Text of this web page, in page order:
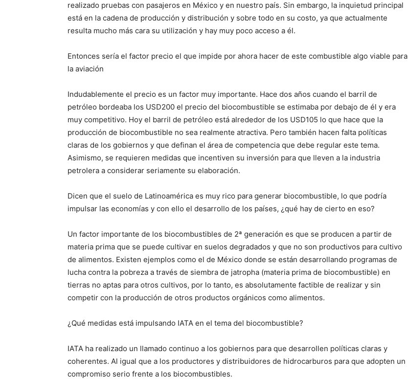
realizado pruebas con pasajeros en México y en nuestro país. Sin embargo, la inquietud principal
está en la cadena de producción y distribución y sobre todo en su costo, ya que actualmente
resulta mucho más cara su utilización y hay muy poco acceso a él.
Entonces sería el factor precio el que impide por ahora hacer de este combustible algo viable para
la aviación
Indudablemente el precio es un factor muy importante. Hace dos años cuando el barril de
petróleo bordeaba los USD200 el precio del biocombustible se estimaba por debajo de él y era
muy competitivo. Hoy el barril de petróleo está alrededor de los USD105 lo que hace que la
producción de biocombustible no sea realmente atractiva. Pero también hacen falta políticas
claras de los gobiernos y que definan el área de competencia que debe regular este tema.
Asimismo, se requieren medidas que incentiven su inversión para que lleven a la industria
petrolera a considerar seriamente su elaboración.
Dicen que el suelo de Latinoamérica es muy rico para generar biocombustible, lo que podría
impulsar las economías y con ello el desarrollo de los países, ¿qué hay de cierto en eso?
Un factor importante de los biocombustibles de 2ª generación es que se producen a partir de
materia prima que se puede cultivar en suelos degradados y que no son productivos para cultivo
de alimentos. Existen ejemplos como el de México donde se están desarrollando programas de
lucha contra la pobreza a través de siembra de jatropha (materia prima de biocombustible) en
tierras no aptas para otros cultivos, por lo tanto, es absolutamente factible de realizar y sin
competir con la producción de otros productos orgánicos como alimentos.
¿Qué medidas está impulsando IATA en el tema del biocombustible?
IATA ha realizado un llamado continuo a los gobiernos para que desarrollen políticas claras y
coherentes. Al igual que a los productores y distribuidores de hidrocarburos para que adopten un
compromiso serio frente a los biocombustibles.